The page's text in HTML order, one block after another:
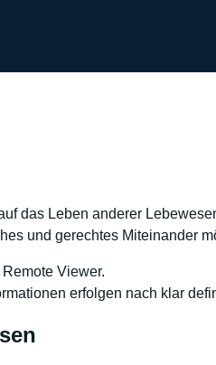
das Leben anderer
und gerechtes Miteinander
Viewer.
erfolgen nach klar